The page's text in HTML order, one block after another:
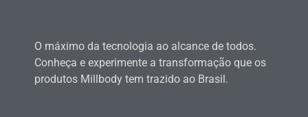
O máximo da tecnologia ao alcance de todos.
Conheça e experimente a transformação que os
produtos Millbody tem trazido ao Brasil.